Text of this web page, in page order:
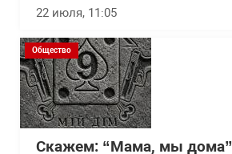
22 июля, 11:05
Общество
Скажем: “Мама, мы дома”